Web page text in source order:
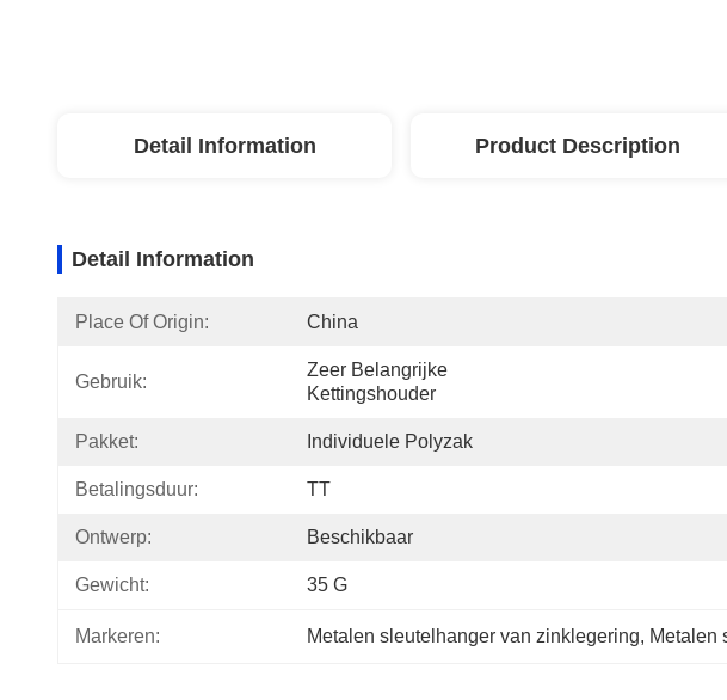
Detail Information Product Description
Detail Information
Place Of Origin: China
Gebruik:
Zeer Belangrijke
Kettingshouder
Pakket: Individuele Polyzak
Betalingsduur: TT
Ontwerp: Beschikbaar
Gewicht: 35 G
Markeren: Metalen sleutelhanger van zinklegering, Metalen